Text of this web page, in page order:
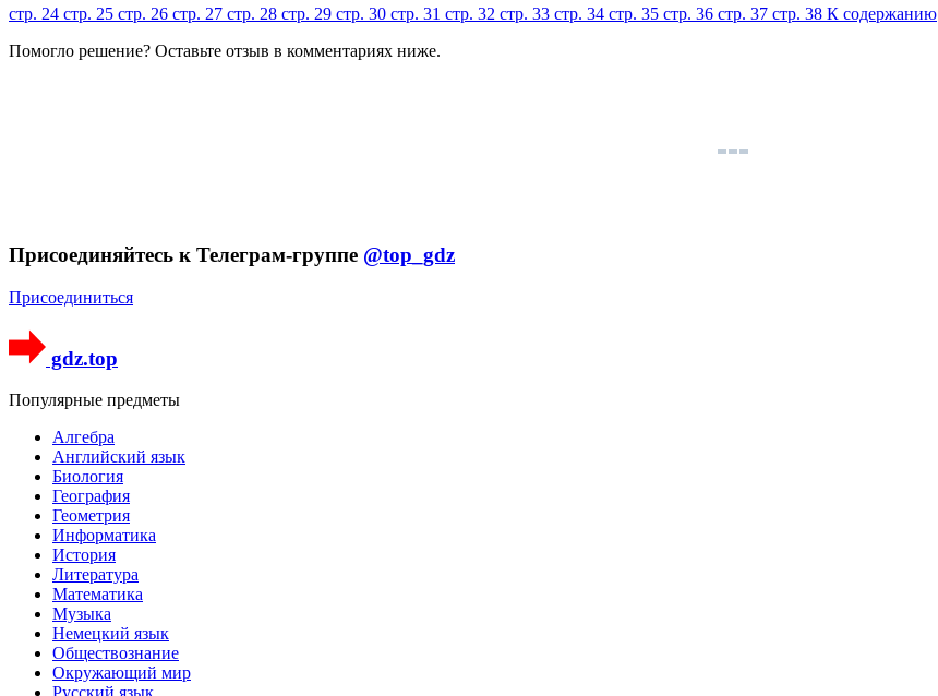
стр. 24 стр. 25 стр. 26 стр. 27 стр. 28 стр. 29 стр. 30 стр. 31 стр. 32 стр. 33 стр. 34 стр. 35 стр. 36 стр. 37 стр. 38 К содержанию
Помогло решение? Оставьте отзыв в комментариях ниже.
Присоединяйтесь к Телеграм-группе @top_gdz
Присоединиться
gdz.top
Популярные предметы
Алгебра
Английский язык
Биология
География
Геометрия
Информатика
История
Литература
Математика
Музыка
Немецкий язык
Обществознание
Окружающий мир